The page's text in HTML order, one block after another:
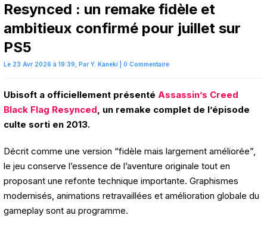
Resynced : un remake fidèle et
ambitieux confirmé pour juillet sur
PS5
Le 23 Avr 2026 à 19:39, Par Y. Kaneki 0 Commentaire
Ubisoft a officiellement présenté Assassin’s Creed
Black Flag Resynced, un remake complet de l’épisode
culte sorti en 2013.
Décrit comme une version “fidèle mais largement améliorée”,
le jeu conserve l’essence de l’aventure originale tout en
proposant une refonte technique importante. Graphismes
modernisés, animations retravaillées et amélioration globale du
gameplay sont au programme.